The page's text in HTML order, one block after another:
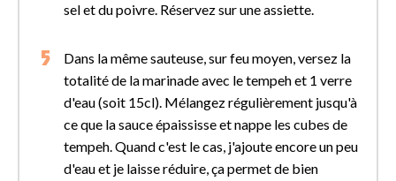
sel et du poivre. Réservez sur une assiette.
Dans la même sauteuse, sur feu moyen, versez la
totalité de la marinade avec le tempeh et 1 verre
d'eau (soit 15cl). Mélangez régulièrement jusqu'à
ce que la sauce épaississe et nappe les cubes de
tempeh. Quand c'est le cas, j'ajoute encore un peu
d'eau et je laisse réduire, ça permet de bien